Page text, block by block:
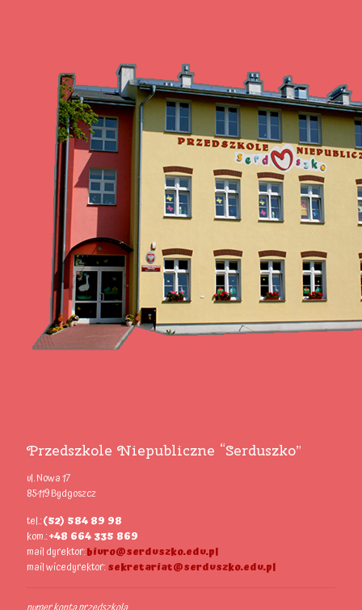
Przedszkole Niepubliczne “Serduszko”
ul. Nowa 17
85-119 Bydgoszcz
tel.:(52) 584 89 98
kom.:+48 664 335 869
mail dyrektor:biuro@serduszko.edu.pl
mail wicedyrektor:sekretariat@serduszko.edu.pl